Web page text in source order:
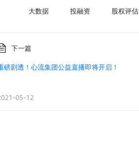
大数据 投融资 股权评估
下一篇
磅剧透！心流集团公益直播即将开启！
05-12